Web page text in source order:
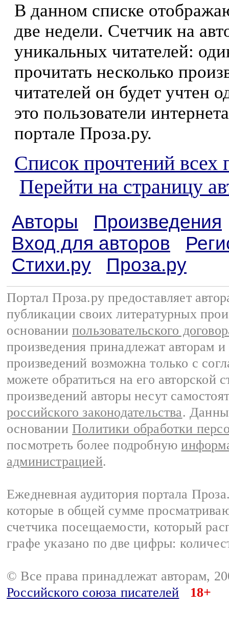
В данном списке
две недели. Счетчик на
уникальных читателей:
прочитать несколько
читателей он будет учтен
это пользователи
портале Проза.ру.
Список прочтений всех
Перейти на страницу
Авторы
Произведения
Вход для авторов
Стихи.ру
Проза.ру
Портал Проза.ру предоставляет
публикации своих литературных
основании пользовательского
произведения принадлежат авторам
произведений возможна только с
можете обратиться на его авторской
произведений авторы несут
российского законодательства.
основании Политики обработки
посмотреть более подробную
администрацией.
Ежедневная аудитория портала
которые в общей сумме
счетчика посещаемости, который
графе указано по две цифры:
© Все права принадлежат авторам,
Российского союза писателей
18+